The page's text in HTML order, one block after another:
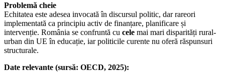
Problemă cheie
Echitatea este adesea invocată în discursul politic, dar rareori
implementată ca principiu activ de finanțare, planificare și
intervenție. România se confruntă cu cele mai mari disparități rural-
urban din UE în educație, iar politicile curente nu oferă răspunsuri
structurale.
Date relevante (sursă: OECD, 2025):